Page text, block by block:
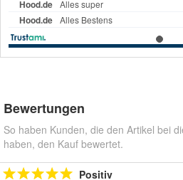
Bewertungen
So haben Kunden, die den Artikel bei
haben, den Kauf bewertet.
Positiv